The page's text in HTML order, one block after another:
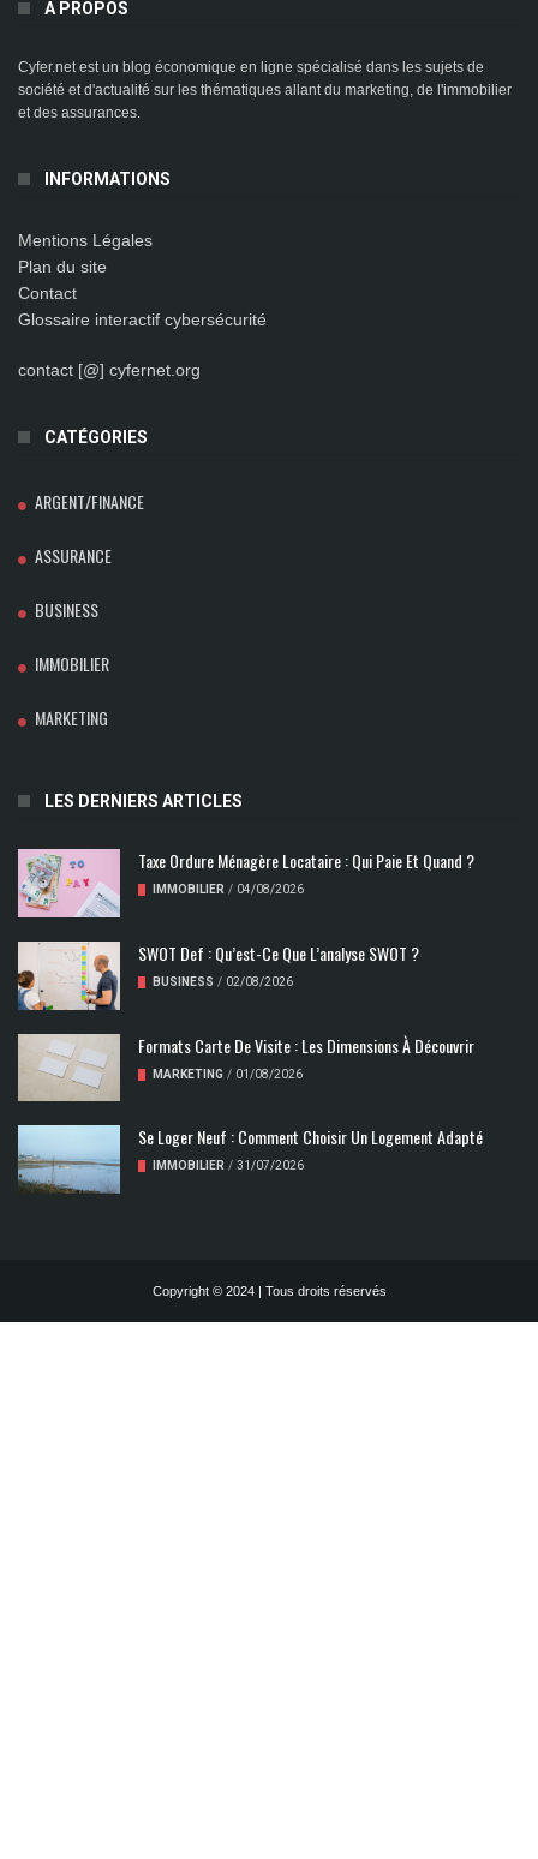
A PROPOS
Cyfer.net est un blog économique en ligne spécialisé dans les sujets de
société et d'actualité sur les thématiques allant du marketing, de l'immobilier
et des assurances.
INFORMATIONS
Mentions Légales
Plan du site
Contact
Glossaire interactif cybersécurité
contact [@] cyfernet.org
CATÉGORIES
ARGENT/FINANCE
ASSURANCE
BUSINESS
IMMOBILIER
MARKETING
LES DERNIERS ARTICLES
Taxe Ordure Ménagère Locataire : Qui Paie Et Quand ?
IMMOBILIER / 04/08/2026
SWOT Def : Qu’est-Ce Que L’analyse SWOT ?
BUSINESS / 02/08/2026
Formats Carte De Visite : Les Dimensions À Découvrir
MARKETING / 01/08/2026
Se Loger Neuf : Comment Choisir Un Logement Adapté
IMMOBILIER / 31/07/2026
Copyright © 2024 | Tous droits réservés